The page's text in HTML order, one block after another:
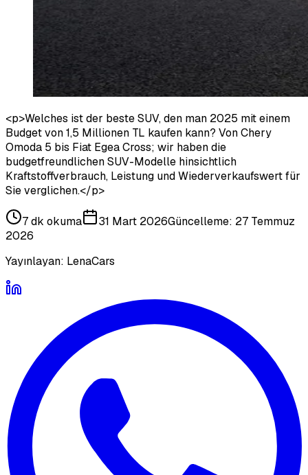
<p>Welches ist der beste SUV, den man 2025 mit einem
Budget von 1,5 Millionen TL kaufen kann? Von Chery
Omoda 5 bis Fiat Egea Cross; wir haben die
budgetfreundlichen SUV-Modelle hinsichtlich
Kraftstoffverbrauch, Leistung und Wiederverkaufswert für
Sie verglichen.</p>
7 dk okuma 31 Mart 2026Güncelleme: 27 Temmuz
2026
Yayınlayan: LenaCars